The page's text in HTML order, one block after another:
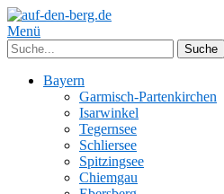
Menü
Bayern
Garmisch-Partenkirchen
Isarwinkel
Tegernsee
Schliersee
Spitzingsee
Chiemgau